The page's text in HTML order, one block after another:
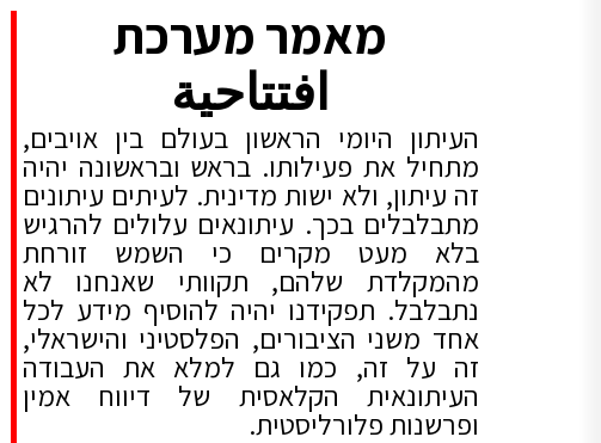
מאמר מערכת
افتتاحية
העיתון היומי הראשון בעולם בין אויבים,
מתחיל את פעילותו. בראש ובראשונה יהיה
זה עיתון, ולא ישות מדינית. לעיתים עיתונים
מתבלבלים בכך. עיתונאים עלולים להרגיש
בלא מעט מקרים כי השמש זורחת
מהמקלדת שלהם, תקוותי שאנחנו לא
נתבלבל. תפקידנו יהיה להוסיף מידע לכל
אחד משני הציבורים, הפלסטיני והישראלי,
זה על זה, כמו גם למלא את העבודה
העיתונאית הקלאסית של דיווח אמין
ופרשנות פלורליסטית.